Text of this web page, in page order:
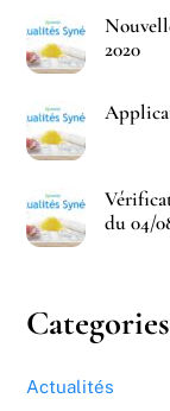
2020
du 04/
Categories
Actualités